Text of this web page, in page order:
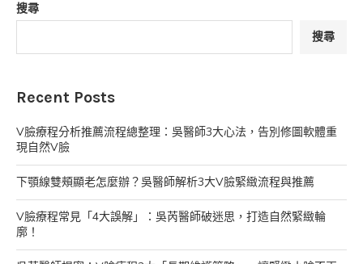
搜尋
搜尋
Recent Posts
V臉療程分析推薦流程總整理：吳醫師3大心法，告別修圖軟體重
現自然V臉
下顎線雙頰顯老怎麼辦？吳醫師解析3大V臉緊緻流程與推薦
V臉療程常見「4大誤解」：吳芮醫師破迷思，打造自然緊緻輪
廓！